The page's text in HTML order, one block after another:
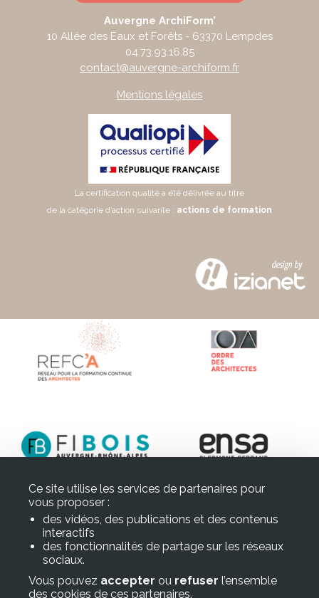
Auvergne ArchiForm’
10 Allée des Eaux et Forêts - 63370 Lempdes
04.73.93.16.85
contact@auvergne-archiform.fr
Mentions légales
La certification qualité a été délivrée au titre
de la catégorie d’action suivante : actions de formation
Ce site utilise les services de partenaires pour
vous proposer :
des vidéos, des publications et des contenus
interactifs
des fonctionnalités de partage sur les réseaux
sociaux.
Vous pouvez accepter ou refuser l’ensemble
des cookies de ces partenaires.